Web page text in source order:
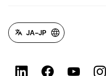
JA-JP